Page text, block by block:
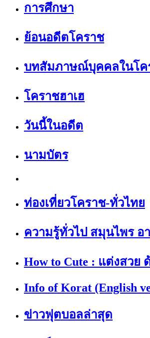
การศึกษา
ย้อนอดีตโคราช
บทสัมภาษณ์บุคคลในโค
โคราชฮาเฮ
วันนี้ในอดีต
นามบัตร
ท่องเที่ยวโคราช-ทั่วไทย
ความรู้ทั่วไป สมุนไพร อ
How to Cute : แต่งสวย
Info of Korat (English
ข่าวฟุตบอลล่าสุด